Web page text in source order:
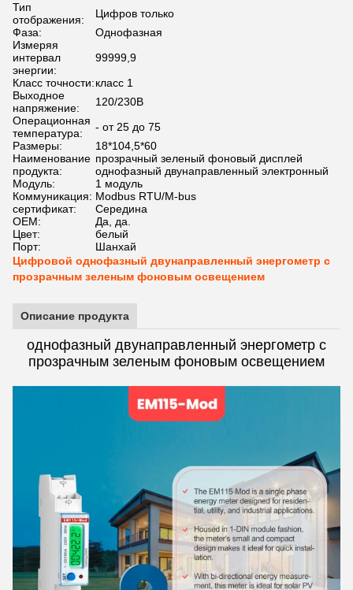
Тип
отображения:
Цифров только
Фаза:
Однофазная
Измеряя
интервал
энергии:
99999,9
Класс точности:класс 1
Выходное
напряжение:
120/230В
Операционная
температура:
- от 25 до 75
Размеры:
18*104,5*60
Наименование
продукта:
прозрачный зеленый фоновый дисплей
однофазный двунаправленный электронный
Модуль:
1 модуль
Коммуникация: Modbus RTU/M-bus
сертификат:
Середина
OEM:
Да, да.
Цвет:
белый
Порт:
Шанхай
Цифровой однофазный двунаправленный энергометр с
прозрачным зеленым фоновым освещением
Описание продукта
однофазный двунаправленный энергометр с
прозрачным зеленым фоновым освещением